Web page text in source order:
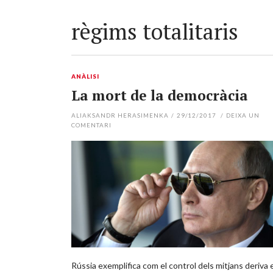
règims totalitaris
ANÀLISI
La mort de la democràcia
ALIAKSANDR HERASIMENKA / 29/12/2017 / DEIXA UN
COMENTARI
Rússia exemplifica com el control dels mitjans deriva